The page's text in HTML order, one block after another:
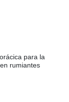
para la
rumiantes